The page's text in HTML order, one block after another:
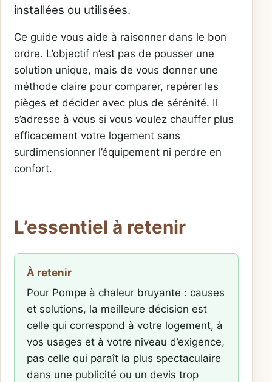
installées ou utilisées.
Ce guide vous aide à raisonner dans le bon
ordre. L’objectif n’est pas de pousser une
solution unique, mais de vous donner une
méthode claire pour comparer, repérer les
pièges et décider avec plus de sérénité. Il
s’adresse à vous si vous voulez chauffer plus
efficacement votre logement sans
surdimensionner l’équipement ni perdre en
confort.
L’essentiel à retenir
À retenir
Pour Pompe à chaleur bruyante : causes
et solutions, la meilleure décision est
celle qui correspond à votre logement, à
vos usages et à votre niveau d’exigence,
pas celle qui paraît la plus spectaculaire
dans une publicité ou un devis trop